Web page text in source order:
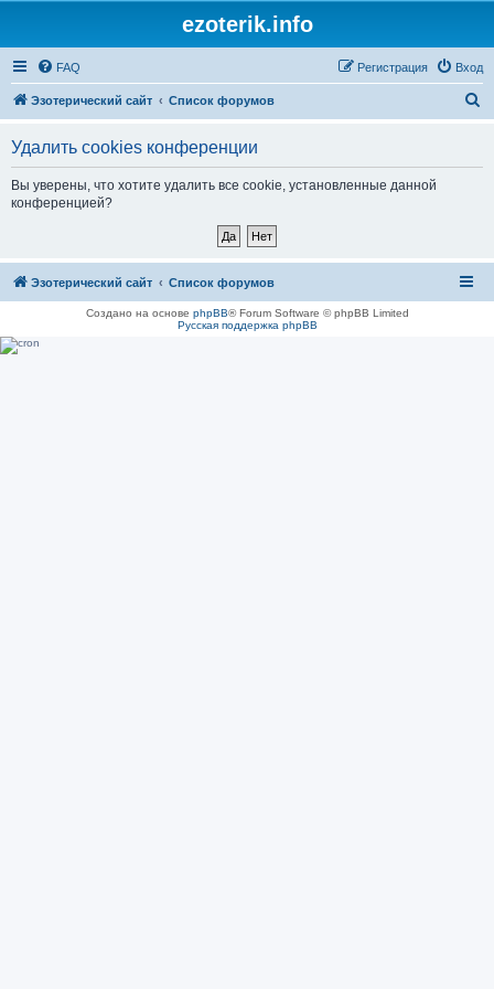
ezoterik.info
FAQ Вход
Регистрация
Эзотерический сайт Список форумов
Удалить cookies конференции
Вы уверены, что хотите удалить все cookie, установленные данной
конференцией?
Эзотерический сайт Список форумов
Создано на основе phpBB® Forum Software © phpBB Limited
Русская поддержка phpBB